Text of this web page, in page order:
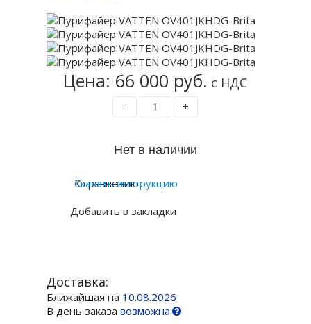
Цена: 66 000 руб. с НДС
- +
К сравнению
Добавить в закладки
Скачать инструкцию
Доставка:
Ближайшая на 10.08.2026
В день заказавозможна